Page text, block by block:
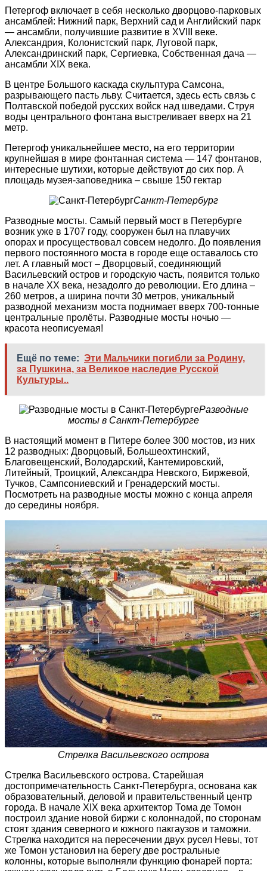
Петергоф включает в себя несколько дворцово-парковых
ансамблей: Нижний парк, Верхний сад и Английский парк
— ансамбли, получившие развитие в XVIII веке.
Александрия, Колонистский парк, Луговой парк,
Александринский парк, Сергиевка, Собственная дача —
ансамбли XIX века.
В центре Большого каскада скульптура Самсона,
разрывающего пасть льву. Считается, здесь есть связь с
Полтавской победой русских войск над шведами. Струя
воды центрального фонтана выстреливает вверх на 21
метр.
Петергоф уникальнейшее место, на его территории
крупнейшая в мире фонтанная система — 147 фонтанов,
интересные шутихи, которые действуют до сих пор. А
площадь музея-заповедника – свыше 150 гектар
Санкт-Петербург
Разводные мосты. Самый первый мост в Петербурге
возник уже в 1707 году, сооружен был на плавучих
опорах и просуществовал совсем недолго. До появления
первого постоянного моста в городе еще оставалось сто
лет. А главный мост – Дворцовый, соединяющий
Васильевский остров и городскую часть, появится только
в начале XX века, незадолго до революции. Его длина –
260 метров, а ширина почти 30 метров, уникальный
разводной механизм моста поднимает вверх 700-тонные
центральные пролёты. Разводные мосты ночью —
красота неописуемая!
Ещё по теме: Эти Мальчики погибли за Родину,
за Пушкина, за Великое наследие Русской
Культуры..
Разводные
мосты в Санкт-Петербурге
В настоящий момент в Питере более 300 мостов, из них
12 разводных: Дворцовый, Большеохтинский,
Благовещенский, Володарский, Кантемировский,
Литейный, Троицкий, Александра Невского, Биржевой,
Тучков, Сампсониевский и Гренадерский мосты.
Посмотреть на разводные мосты можно с конца апреля
до середины ноября.
Стрелка Васильевского острова
Стрелка Васильевского острова. Старейшая
достопримечательность Санкт-Петербурга, основана как
образовательный, деловой и правительственный центр
города. В начале XIX века архитектор Тома де Томон
построил здание новой биржи с колоннадой, по сторонам
стоят здания северного и южного пакгаузов и таможни.
Стрелка находится на пересечении двух русел Невы, тот
же Томон установил на берегу две ростральные
колонны, которые выполняли функцию фонарей порта: